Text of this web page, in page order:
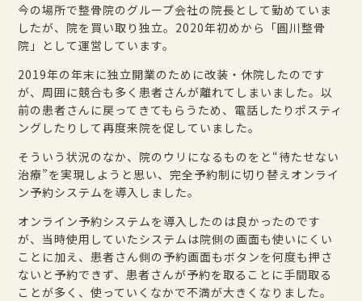
今の場所で整骨院のグループ会社の院長として勤めていま
したが、院を買い取り独立。2020年初めから「圓川整骨
院」として運営しています。
2019年の年末に独立開業のために改装・休院したのです
が、周囲に競合も多く患者さんが離れてしまいました。以
前の患者さんに戻ってきてもらうため、電話したりポスティ
ングしたりして再度来院を促していました。
そういう状況のなか、院のウリになるものをと“待たせない
治療”を実現しようと思い、完全予約制に切り替えオンライ
ン予約システムを導入しました。
オンライン予約システムを導入したのは良かったのです
が、当時使用していたシステムは院側の画面も使いにくい
ことに加え、患者さん側の予約画面もボタンを何度も押さ
ないと予約できず、患者さんが予約を取ることに手間取る
ことが多く、使っていくなかで不満が大きくなりました。